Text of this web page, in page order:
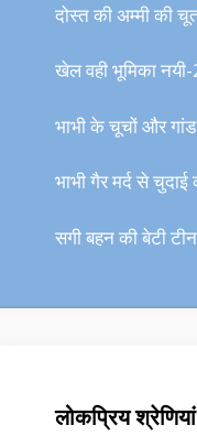
दोस्त की अम्मी की
खेल वही भूमिका
भाभी के चूचों और गांड
भाभी गैर मर्द से
सगी बहन की बेटी
लोकप्रिय श्रेणियां